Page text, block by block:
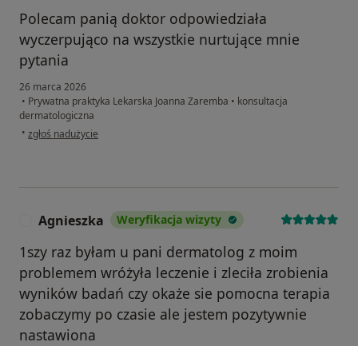
Polecam panią doktor odpowiedziała
wyczerpująco na wszystkie nurtujące mnie
pytania
26 marca 2026
• Prywatna praktyka Lekarska Joanna Zaremba • konsultacja
dermatologiczna
• w opinii użytkownika Mateusz
zgłoś nadużycie
Agnieszka Weryfikacja wizyty
1szy raz byłam u pani dermatolog z moim
problemem wróżyła leczenie i zleciła zrobienia
wyników badań czy okaże sie pomocna terapia
zobaczymy po czasie ale jestem pozytywnie
nastawiona